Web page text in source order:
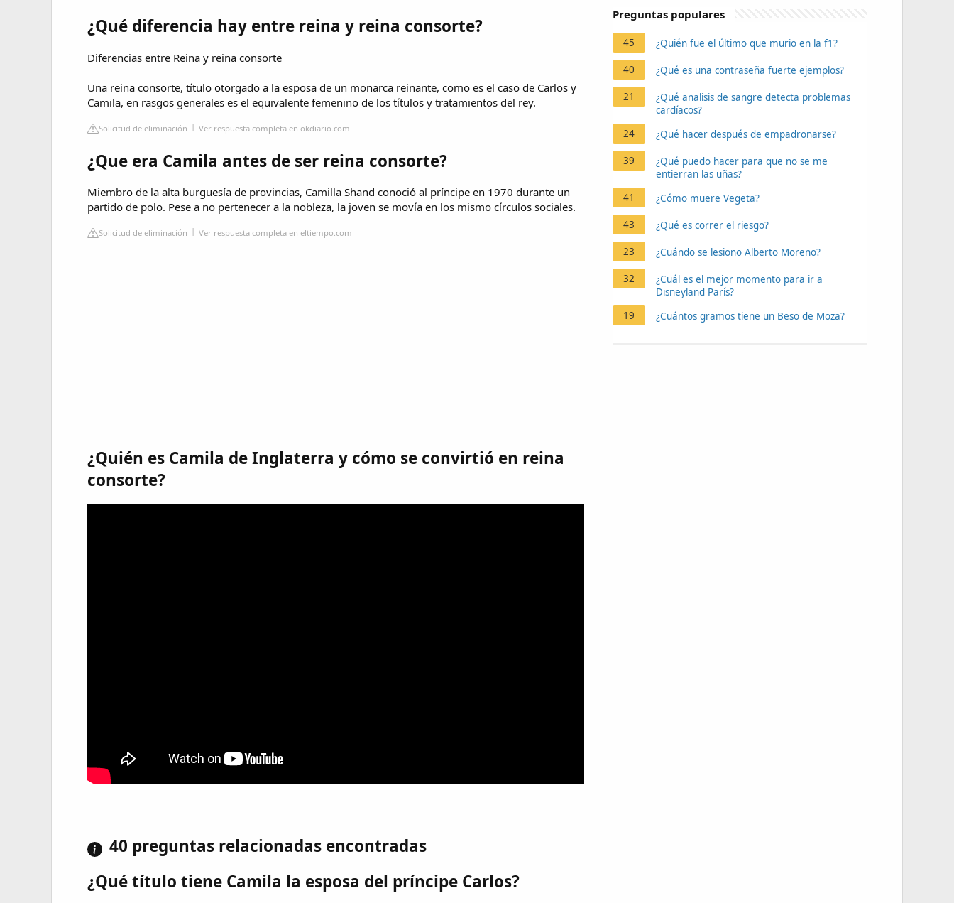
¿Qué diferencia hay entre reina y reina consorte?
Diferencias entre Reina y reina consorte
Una reina consorte, título otorgado a la esposa de un monarca reinante, como es el caso de Carlos y
Camila, en rasgos generales es el equivalente femenino de los títulos y tratamientos del rey.
Solicitud de eliminación Ver respuesta completa en okdiario.com
¿Que era Camila antes de ser reina consorte?
Miembro de la alta burguesía de provincias, Camilla Shand conoció al príncipe en 1970 durante un
partido de polo. Pese a no pertenecer a la nobleza, la joven se movía en los mismo círculos sociales.
Solicitud de eliminación Ver respuesta completa en eltiempo.com
¿Quién es Camila de Inglaterra y cómo se convirtió en reina
consorte?
40 preguntas relacionadas encontradas
¿Qué título tiene Camila la esposa del príncipe Carlos?
Preguntas populares
45 ¿Quién fue el último que murio en la f1?
40 ¿Qué es una contraseña fuerte ejemplos?
21
¿Qué analisis de sangre detecta problemas
cardíacos?
24
¿Qué hacer después de empadronarse?
39
¿Qué puedo hacer para que no se me
entierran las uñas?
41
¿Cómo muere Vegeta?
43 ¿Qué es correr el riesgo?
23 ¿Cuándo se lesiono Alberto Moreno?
32
¿Cuál es el mejor momento para ir a
Disneyland París?
19
¿Cuántos gramos tiene un Beso de Moza?